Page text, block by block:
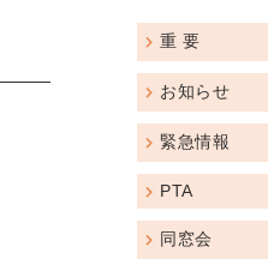
重 要
お知らせ
緊急情報
PTA
同窓会